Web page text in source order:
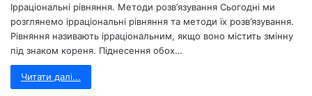
Ірраціональні рівняння. Методи розв’язування Сьогодні ми
розглянемо ірраціональні рівняння та методи їх розв’язування.
Рівняння називають ірраціональним, якщо воно містить змінну
під знаком кореня. Піднесення обох…
Читати далі...